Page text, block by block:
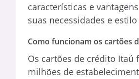
características e
suas necessidades e
Como funcionam os cartões
Os cartões de crédito
milhões de